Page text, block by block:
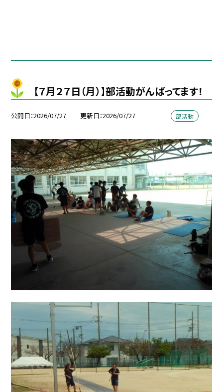
【７月２７日（月）】部活動がんばってます！
公開日 2026/07/27 更新日 2026/07/27 部活動